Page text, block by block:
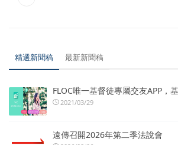
精選新聞稿 最新新聞稿
FLOC唯一基督徒專屬交友APP，
2021/03/29
遠傳召開2026年第二季法說會